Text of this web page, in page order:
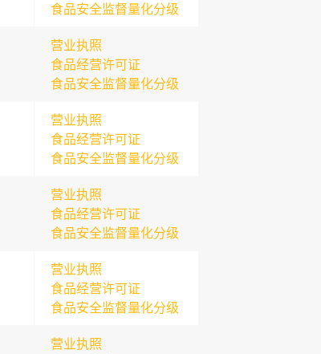
食品安全监督量化分级
营业执照
食品经营许可证
食品安全监督量化分级
营业执照
食品经营许可证
食品安全监督量化分级
营业执照
食品经营许可证
食品安全监督量化分级
营业执照
食品经营许可证
食品安全监督量化分级
营业执照